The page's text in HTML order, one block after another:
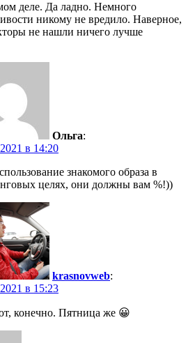
деле. Да ладно. Немного
никому не вредило. Наверное,
не нашли ничего лучше
Ольга:
в 14:20
знакомого образа в
целях, они должны вам %!))
krasnovweb:
в 15:23
конечно. Пятница же 😀